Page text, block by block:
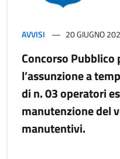
AVVISI 20 GIUGNO
Concorso Pubblico
l’assunzione a
di n. 03 operatori
manutenzione del
manutentivi.